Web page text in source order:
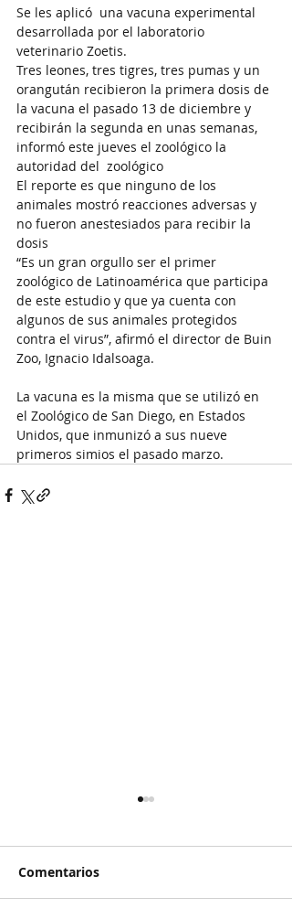
Se les aplicó  una vacuna experimental
desarrollada por el laboratorio
veterinario Zoetis.
Tres leones, tres tigres, tres pumas y un
orangután recibieron la primera dosis de
la vacuna el pasado 13 de diciembre y
recibirán la segunda en unas semanas,
informó este jueves el zoológico la
autoridad del  zoológico
El reporte es que ninguno de los
animales mostró reacciones adversas y
no fueron anestesiados para recibir la
dosis
“Es un gran orgullo ser el primer
zoológico de Latinoamérica que participa
de este estudio y que ya cuenta con
algunos de sus animales protegidos
contra el virus”, afirmó el director de Buin
Zoo, Ignacio Idalsoaga.
La vacuna es la misma que se utilizó en
el Zoológico de San Diego, en Estados
Unidos, que inmunizó a sus nueve
primeros simios el pasado marzo.
Comentarios